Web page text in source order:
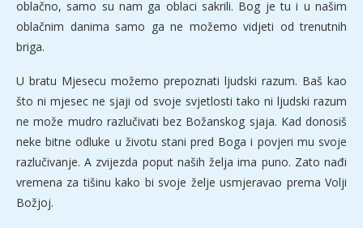
oblačno, samo su nam ga oblaci sakrili. Bog je tu i u našim
oblačnim danima samo ga ne možemo vidjeti od trenutnih
briga.
U bratu Mjesecu možemo prepoznati ljudski razum. Baš kao
što ni mjesec ne sjaji od svoje svjetlosti tako ni ljudski razum
ne može mudro razlučivati bez Božanskog sjaja. Kad donosiš
neke bitne odluke u životu stani pred Boga i povjeri mu svoje
razlučivanje. A zvijezda poput naših želja ima puno. Zato nađi
vremena za tišinu kako bi svoje želje usmjeravao prema Volji
Božjoj.